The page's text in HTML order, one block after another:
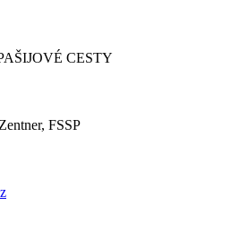
CESTY
FSSP